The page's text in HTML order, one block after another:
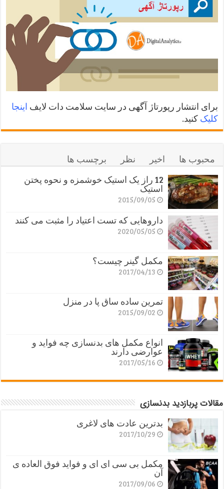
برای انتشار رپورتاژ آگهی در سایت سلامت دات لایف اینجا
کلیک کنید.
محبوب ها اخیر نظر
برچسب ها
12 راز یک استیک خوشمزه و نحوه پختن
استیک
2015/09/05
داروهایی که تست اعتیاد را مثبت می کنند
2020/05/05
مکمل گینر چیست؟
2017/04/13
تمرین ساده ساق پا در منزل
2015/09/02
انواع مکمل های بدنسازی چه فواید و
عوارضی دارند
2017/05/16
مقالات پربازدید بدنسازی
بدترین عادت های لاغری
2017/10/29
مکمل بی سی ای ای و فواید فوق العاده ی
آن
2017/09/06